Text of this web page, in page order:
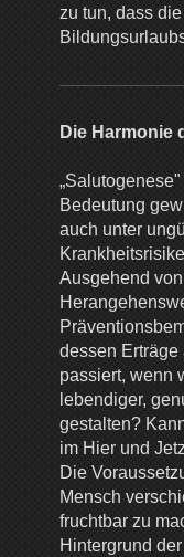
zu tun, dass
Die Harmonie
Bedeutung
auch unter
Ausgehend
dessen Erträge
passiert, wenn
lebendiger,
gestalten?
im Hier und
Die
Mensch
fruchtbar zu
Hintergrund